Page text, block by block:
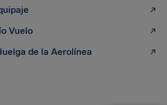
Vuelo
de la Aerolínea